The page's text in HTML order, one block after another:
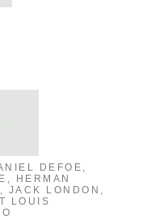
DEFOE,
HERMAN
JACK LONDON,
LOUIS